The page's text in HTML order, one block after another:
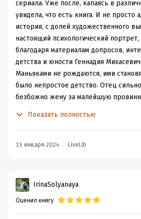
сериала. Уже после, капаясь в
увидела, что есть книга. И не просто
история, с долей художественного
настоящий психологический
благодаря материалам допросов,
детства и юности Геннадия
Маньяками не рождаются, ими
было непростое детство. Отец
безбожно жену за малейшую
старался стать незаметным, видел
заботы, к тому моменту его мать была
безразлична к его воспитанию, Гену
его дразнили, смеялись над ним. Тоже
Показать полностью
15 января 2024 LiveLib
IrinaSolyanaya
Оценил книгу